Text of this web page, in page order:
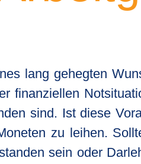
lang gehegten
finanziellen
sind. Ist diese
zu leihen.
sein oder